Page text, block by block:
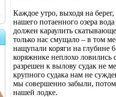
Каждое утро, выходя на
нашего потаенного озера
должен караулить
только нас смущало – в том
нащупали коряги на глубине
коряжнике неплохо ловились
разрешен к вылову судак не
крупного судака нам не
мы совершенно забыли,
нашей лодке.